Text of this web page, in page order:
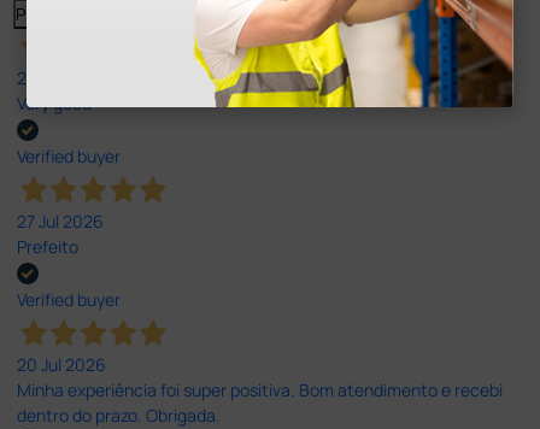
Previous
27 Jul 2026
Very good
Verified buyer
27 Jul 2026
Prefeito
Verified buyer
20 Jul 2026
Minha experiência foi super positiva. Bom atendimento e recebi
dentro do prazo. Obrigada.